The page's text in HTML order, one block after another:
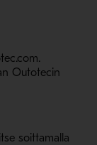
Outotecin
soittamalla